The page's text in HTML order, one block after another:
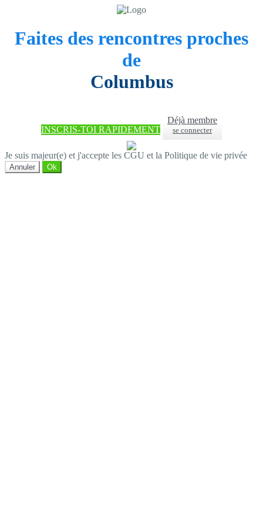
Faites des rencontres proches
de
Columbus
INSCRIS-TOI RAPIDEMENT
Déjà membre
se connecter
Je suis majeur(e) et j'accepte les CGU et la Politique de vie privée
Annuler Ok